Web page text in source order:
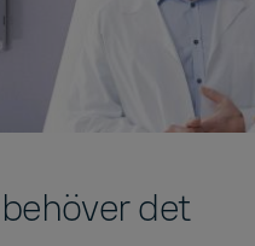
det